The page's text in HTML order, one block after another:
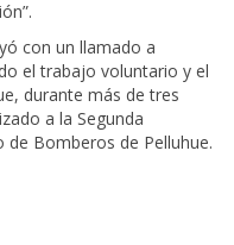
con un llamado a
el trabajo voluntario y el
durante más de tres
a la Segunda
de Bomberos de Pelluhue.